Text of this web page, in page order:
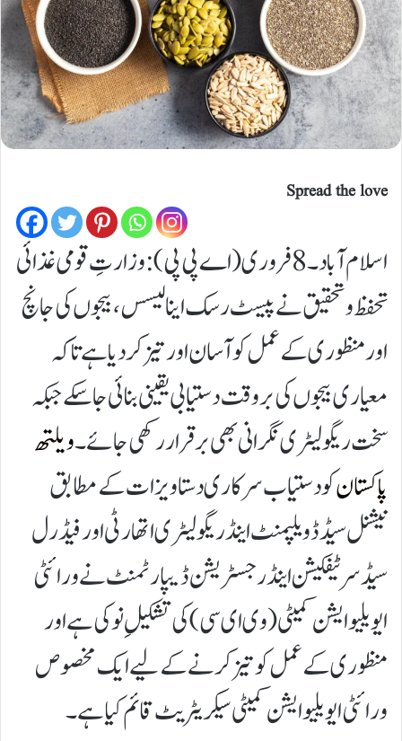
Spread the love
اسلام آباد۔8فروری (اے پی پی):وزارتِ قومی غذائی
تحفظ و تحقیق نے پیسٹ رسک اینالیسس، بیجوں کی جانچ
اور منظوری کے عمل کو آسان اور تیز کر دیا ہے تاکہ
معیاری بیجوں کی بروقت دستیابی یقینی بنائی جا سکے جبکہ
سخت ریگولیٹری نگرانی بھی برقرار رکھی جائے۔ویلتھ
پاکستانکو دستیاب سرکاری دستاویزات کے مطابق
نیشنل سیڈ ڈویلپمنٹ اینڈ ریگولیٹری اتھارٹی اور فیڈرل
سیڈ سرٹیفکیشن اینڈ رجسٹریشن ڈیپارٹمنٹ نے ورائٹی
ایویلیوایشن کمیٹی (وی ای سی) کی تشکیلِ نو کی ہے اور
منظوری کے عمل کو تیز کرنے کے لیے ایک مخصوص
ورائٹی ایویلیوایشن کمیٹی سیکریٹریٹ قائم کیا ہے۔